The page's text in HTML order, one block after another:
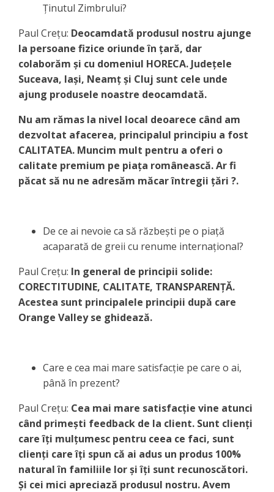
Ținutul Zimbrului?
Paul Crețu: Deocamdată produsul nostru ajunge
la persoane fizice oriunde în țară, dar
colaborăm și cu domeniul HORECA. Județele
Suceava, Iași, Neamț și Cluj sunt cele unde
ajung produsele noastre deocamdată.
Nu am rămas la nivel local deoarece când am
dezvoltat afacerea, principalul principiu a fost
CALITATEA. Muncim mult pentru a oferi o
calitate premium pe piața românească. Ar fi
păcat să nu ne adresăm măcar întregii țări ?.
De ce ai nevoie ca să răzbești pe o piață
acaparată de greii cu renume internațional?
Paul Crețu: In general de principii solide:
CORECTITUDINE, CALITATE, TRANSPARENȚĂ.
Acestea sunt principalele principii după care
Orange Valley se ghidează.
Care e cea mai mare satisfacție pe care o ai,
până în prezent?
Paul Crețu: Cea mai mare satisfacție vine atunci
când primești feedback de la client. Sunt clienți
care îți mulțumesc pentru ceea ce faci, sunt
clienți care îți spun că ai adus un produs 100%
natural în familiile lor și îți sunt recunoscători.
Și cei mici apreciază produsul nostru. Avem